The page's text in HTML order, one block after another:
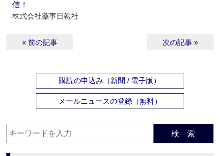
信！
株式会社薬事日報社
« 前の記事 次の記事 »
購読の申込み（新聞 / 電子版）
メールニュースの登録（無料）
検 索